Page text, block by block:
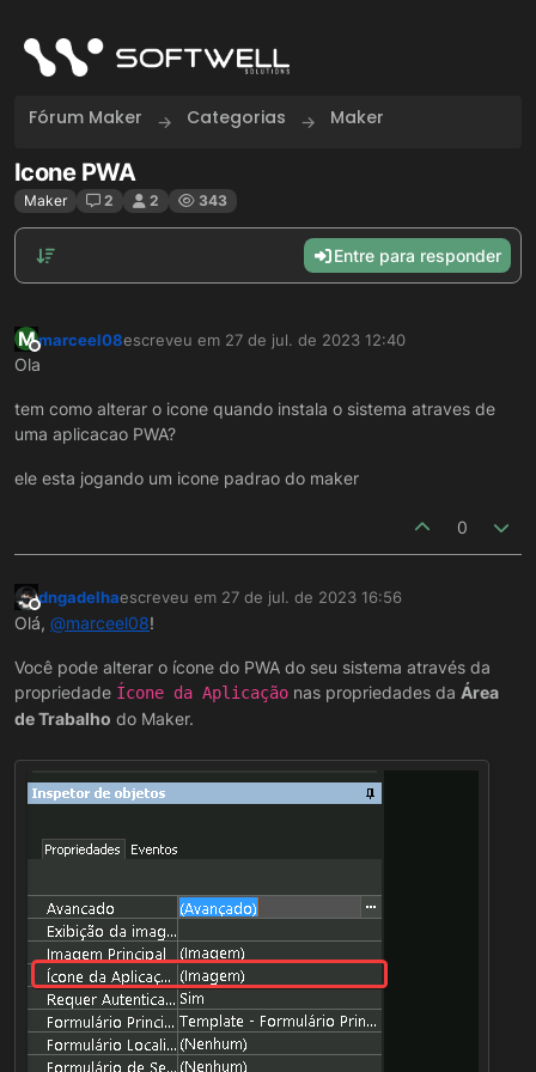
Fórum Maker Categorias Maker
Icone PWA
Maker 2 2 343
Entre para responder
M
Offline
marceel08escreveu em 27 de jul. de 2023 12:40
última edição por
Ola
tem como alterar o icone quando instala o sistema atraves de
uma aplicacao PWA?
ele esta jogando um icone padrao do maker
0
Offline
dngadelhaescreveu em 27 de jul. de 2023 16:56
última edição por
Olá, @marceel08!
Você pode alterar o ícone do PWA do seu sistema através da
propriedade Ícone da Aplicação nas propriedades da Área
de Trabalho do Maker.